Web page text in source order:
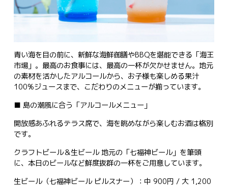
青い海を目の前に、新鮮な海鮮御膳やBBQを堪能できる「海王
市場」。最高のお食事には、最高の一杯が欠かせません。地元
の素材を活かしたアルコールから、お子様も楽しめる果汁
100%ジュースまで、こだわりのメニューが揃っています。
■ 島の潮風に合う「アルコールメニュー」
開放感あふれるテラス席で、海を眺めながら楽しむお酒は格別
です。
クラフトビール＆生ビール 地元の「七福神ビール」を筆頭
に、本日のビールなど鮮度抜群の一杯をご用意しています。
生ビール（七福神ビール ピルスナー）：中 900円 / 大 1,200